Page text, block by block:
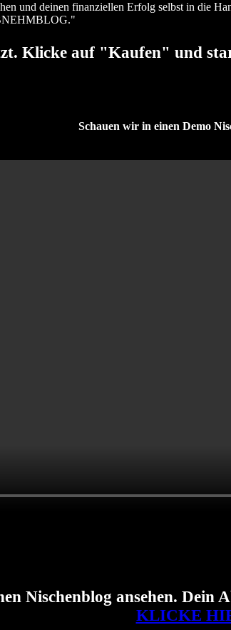
und deinen finanziellen Erfolg selbst in die
Klicke auf "Kaufen" und
Schauen wir in einen Demo
Nischenblog ansehen. Dein
KLICKE